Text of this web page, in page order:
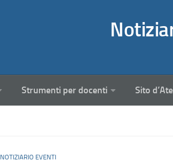
Strumenti per docenti Sito
NOTIZIARIO EVENTI